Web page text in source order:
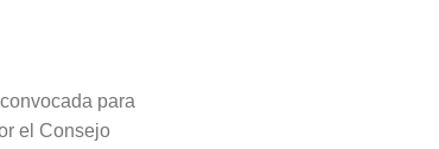
para
el Consejo